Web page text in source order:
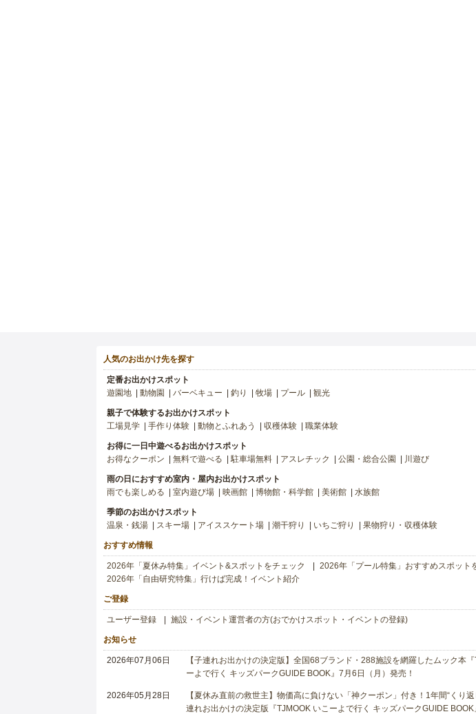
人気のお出かけ先を探す
定番お出かけスポット
遊園地
動物園 バーベキュー 釣り 牧場 プール 観光
親子で体験するお出かけスポット
工場見学
手作り体験 動物とふれあう 収穫体験 職業体験
お得に一日中遊べるお出かけスポット
お得なクーポン
無料で遊べる 駐車場無料 アスレチック 公園・総合公園 川遊び
雨の日におすすめ室内・屋内お出かけスポット
雨でも楽しめる
室内遊び場 映画館 博物館・科学館 美術館 水族館
季節のお出かけスポット
温泉・銭湯
スキー場 アイススケート場 潮干狩り いちご狩り 果物狩り・収穫体験
おすすめ情報
2026年「夏休み特集」イベント&スポットをチェック
2026年「プール特集」おすすめスポット
2026年「自由研究特集」行けば完成！イベント紹介
ご登録
ユーザー登録 施設・イベント運営者の方(おでかけスポット・イベントの登録)
お知らせ
2026年07月06日
【子連れお出かけの決定版】全国68ブランド・288施設を網羅したムック本『
ーよで行く キッズパークGUIDE BOOK』7月6日（月）発売！
2026年05月28日
【夏休み直前の救世主】物価高に負けない「神クーポン」付き！1年間“くり
連れお出かけの決定版『TJMOOK いこーよで行く キッズパークGUIDE BOOK